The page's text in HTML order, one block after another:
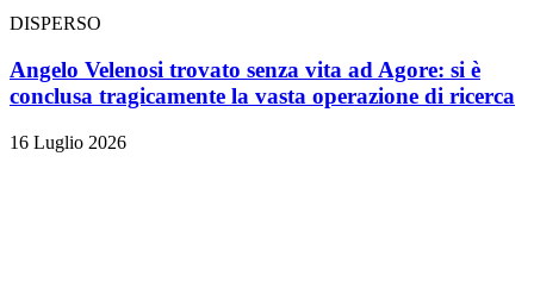
DISPERSO
Angelo Velenosi trovato senza vita ad Agore: si è
conclusa tragicamente la vasta operazione di ricerca
16 Luglio 2026